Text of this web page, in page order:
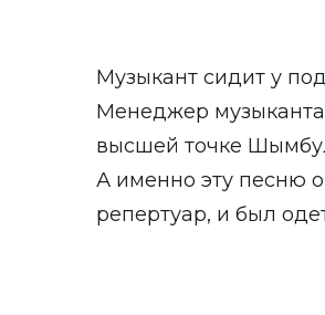
Музыкант сидит у
Менеджер
высшей точке
А именно эту песню
репертуар, и был